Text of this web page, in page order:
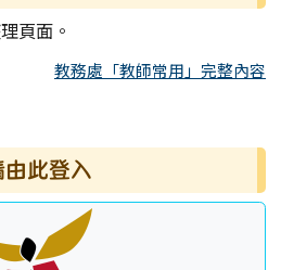
頁面。
教務處「教師常用」完整內容
由此登入